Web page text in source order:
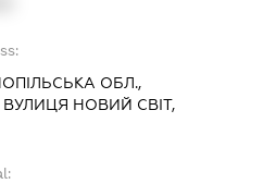
ОБЛ.,
ВУЛИЦЯ НОВИЙ СВІТ,